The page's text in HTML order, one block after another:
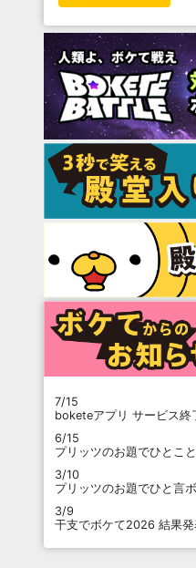
7/15
boketeアプリ サービス終
6/15
プリッツのお題でひとこ
3/10
プリッツのお題でひと言
3/9
干支でボケて2026 結果